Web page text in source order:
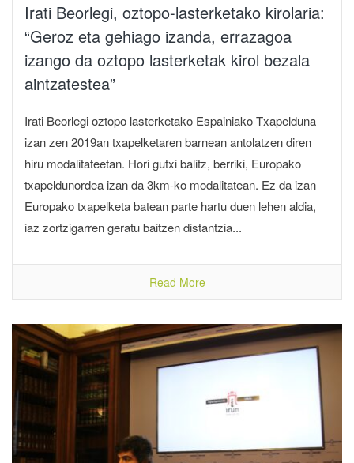
Irati Beorlegi, oztopo-lasterketako kirolaria:
“Geroz eta gehiago izanda, errazagoa
izango da oztopo lasterketak kirol bezala
aintzatestea”
Irati Beorlegi oztopo lasterketako Espainiako Txapelduna
izan zen 2019an txapelketaren barnean antolatzen diren
hiru modalitateetan. Hori gutxi balitz, berriki, Europako
txapeldunordea izan da 3km-ko modalitatean. Ez da izan
Europako txapelketa batean parte hartu duen lehen aldia,
iaz zortzigarren geratu baitzen distantzia...
Read More